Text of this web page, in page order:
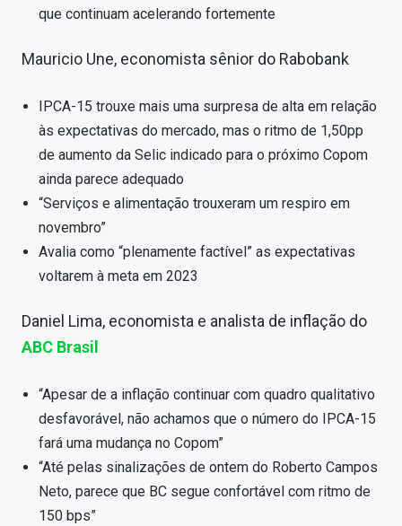
que continuam acelerando fortemente
Mauricio Une, economista sênior do Rabobank
IPCA-15 trouxe mais uma surpresa de alta em relação
às expectativas do mercado, mas o ritmo de 1,50pp
de aumento da Selic indicado para o próximo Copom
ainda parece adequado
“Serviços e alimentação trouxeram um respiro em
novembro”
Avalia como “plenamente factível” as expectativas
voltarem à meta em 2023
Daniel Lima, economista e analista de inflação do
ABC Brasil
“Apesar de a inflação continuar com quadro qualitativo
desfavorável, não achamos que o número do IPCA-15
fará uma mudança no Copom”
“Até pelas sinalizações de ontem do Roberto Campos
Neto, parece que BC segue confortável com ritmo de
150 bps”